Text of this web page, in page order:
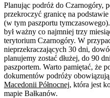
Planując podróż do Czarnogóry,
przekroczyć granicę na
(w tym paszportu
był ważny co najmniej trzy
terytorium Czarnogóry. W
nieprzekraczających 30 dni,
planujemy zostać dłużej, do 90
paszportem. Warto pamiętać, że
dokumentów podróży
Macedonii Północnej, która jest
mapie Bałkanów.